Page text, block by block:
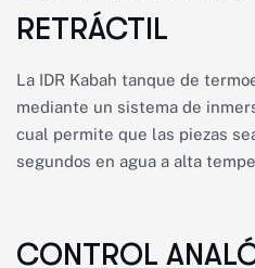
RETRÁCTIL
La IDR Kabah tanque de
mediante un sistema de
cual permite que las piezas
segundos en agua a alta
CONTROL